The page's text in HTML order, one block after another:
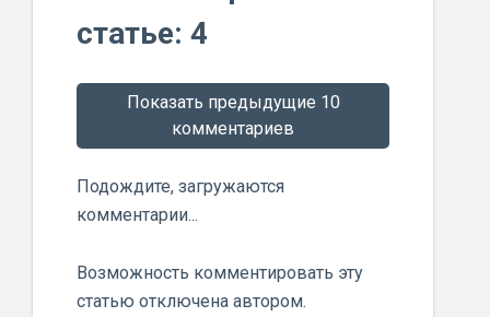
статье: 4
Показать предыдущие 10
комментариев
Подождите, загружаются
комментарии...
Возможность комментировать эту
статью отключена автором.